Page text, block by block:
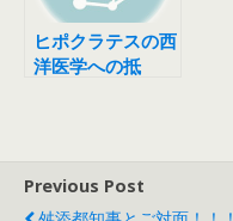
ヒポクラテスの西
洋医学への抵
Previous Post